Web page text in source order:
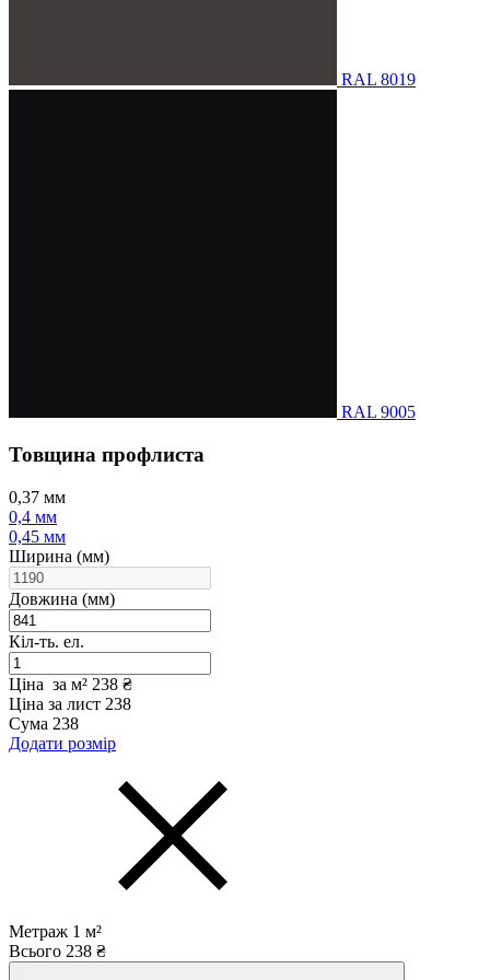
RAL 8019
RAL 9005
Товщина профлиста
0,37 мм
0,4 мм
0,45 мм
Ширина (мм)
Довжина (мм)
Кіл-ть. ел.
Ціна за м² 238 ₴
Ціна за лист 238
Сума 238
Додати розмір
Метраж 1 м²
Всього 238 ₴